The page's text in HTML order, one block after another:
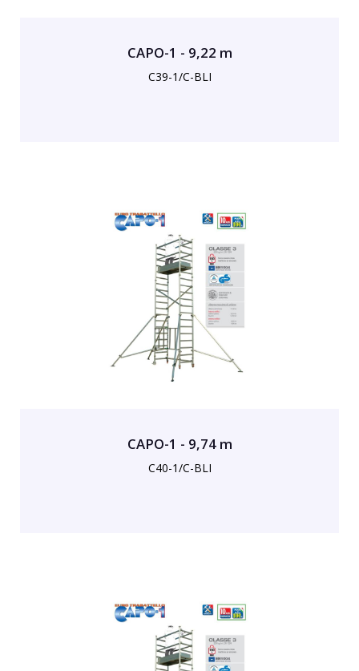
CAPO-1 - 9,22 m
C39-1/C-BLI
CAPO-1 - 9,74 m
C40-1/C-BLI